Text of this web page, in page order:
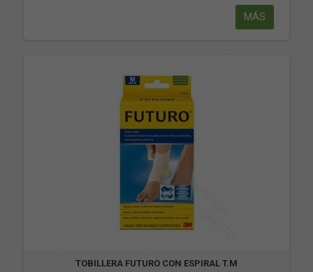
MÁS
TOBILLERA FUTURO CON ESPIRAL T.M